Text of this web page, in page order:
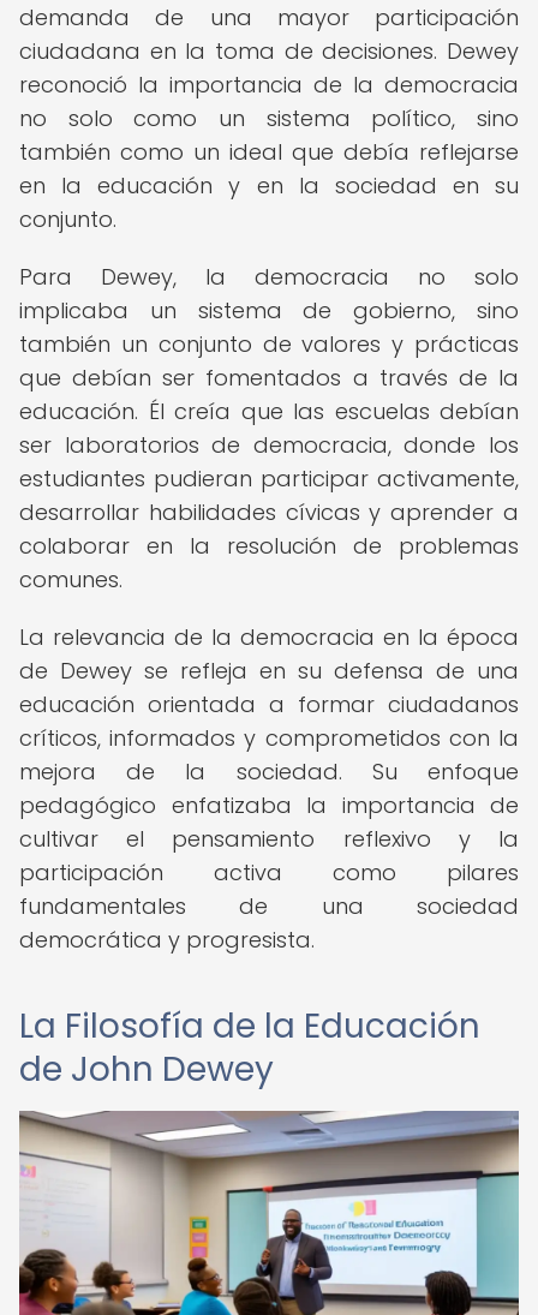
demanda de una mayor participación
ciudadana en la toma de decisiones. Dewey
reconoció la importancia de la democracia
no solo como un sistema político, sino
también como un ideal que debía reflejarse
en la educación y en la sociedad en su
conjunto.
Para Dewey, la democracia no solo
implicaba un sistema de gobierno, sino
también un conjunto de valores y prácticas
que debían ser fomentados a través de la
educación. Él creía que las escuelas debían
ser laboratorios de democracia, donde los
estudiantes pudieran participar activamente,
desarrollar habilidades cívicas y aprender a
colaborar en la resolución de problemas
comunes.
La relevancia de la democracia en la época
de Dewey se refleja en su defensa de una
educación orientada a formar ciudadanos
críticos, informados y comprometidos con la
mejora de la sociedad. Su enfoque
pedagógico enfatizaba la importancia de
cultivar el pensamiento reflexivo y la
participación activa como pilares
fundamentales de una sociedad
democrática y progresista.
La Filosofía de la Educación
de John Dewey